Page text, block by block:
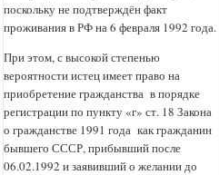
поскольку не подтверждён факт
проживания в РФ на 6 февраля 1992 года.
При этом, с высокой степенью
вероятности истец имеет право на
приобретение гражданства в порядке
регистрации по пункту «г» ст. 18 Закона
о гражданстве 1991 года как гражданин
бывшего СССР, прибывший после
06.02.1992 и заявивший о желании до